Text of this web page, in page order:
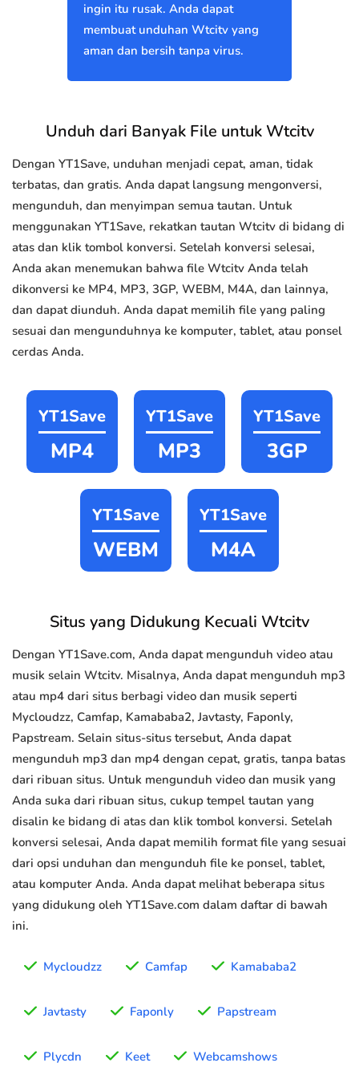
ingin itu rusak. Anda dapat
membuat unduhan Wtcitv yang
aman dan bersih tanpa virus.
Unduh dari Banyak File untuk Wtcitv
Dengan YT1Save, unduhan menjadi cepat, aman, tidak
terbatas, dan gratis. Anda dapat langsung mengonversi,
mengunduh, dan menyimpan semua tautan. Untuk
menggunakan YT1Save, rekatkan tautan Wtcitv di bidang di
atas dan klik tombol konversi. Setelah konversi selesai,
Anda akan menemukan bahwa file Wtcitv Anda telah
dikonversi ke MP4, MP3, 3GP, WEBM, M4A, dan lainnya,
dan dapat diunduh. Anda dapat memilih file yang paling
sesuai dan mengunduhnya ke komputer, tablet, atau ponsel
cerdas Anda.
YT1Save
MP4
YT1Save
MP3
YT1Save
3GP
YT1Save
WEBM
YT1Save
M4A
Situs yang Didukung Kecuali Wtcitv
Dengan YT1Save.com, Anda dapat mengunduh video atau
musik selain Wtcitv. Misalnya, Anda dapat mengunduh mp3
atau mp4 dari situs berbagi video dan musik seperti
Mycloudzz, Camfap, Kamababa2, Javtasty, Faponly,
Papstream. Selain situs-situs tersebut, Anda dapat
mengunduh mp3 dan mp4 dengan cepat, gratis, tanpa batas
dari ribuan situs. Untuk mengunduh video dan musik yang
Anda suka dari ribuan situs, cukup tempel tautan yang
disalin ke bidang di atas dan klik tombol konversi. Setelah
konversi selesai, Anda dapat memilih format file yang sesuai
dari opsi unduhan dan mengunduh file ke ponsel, tablet,
atau komputer Anda. Anda dapat melihat beberapa situs
yang didukung oleh YT1Save.com dalam daftar di bawah
ini.
Mycloudzz Camfap Kamababa2
Javtasty Faponly Papstream
Plycdn Keet Webcamshows